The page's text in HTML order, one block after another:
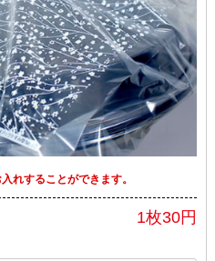
れすることができます。
1枚30円